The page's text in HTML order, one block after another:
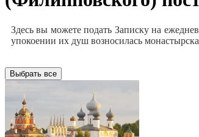
Здесь вы можете подать Записку на
упокоении их душ возносилась
Выбрать все